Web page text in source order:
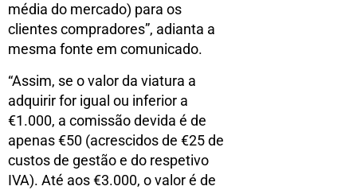
média do mercado) para os
clientes compradores”, adianta a
mesma fonte em comunicado.
“Assim, se o valor da viatura a
adquirir for igual ou inferior a
€1.000, a comissão devida é de
apenas €50 (acrescidos de €25 de
custos de gestão e do respetivo
IVA). Até aos €3.000, o valor é de